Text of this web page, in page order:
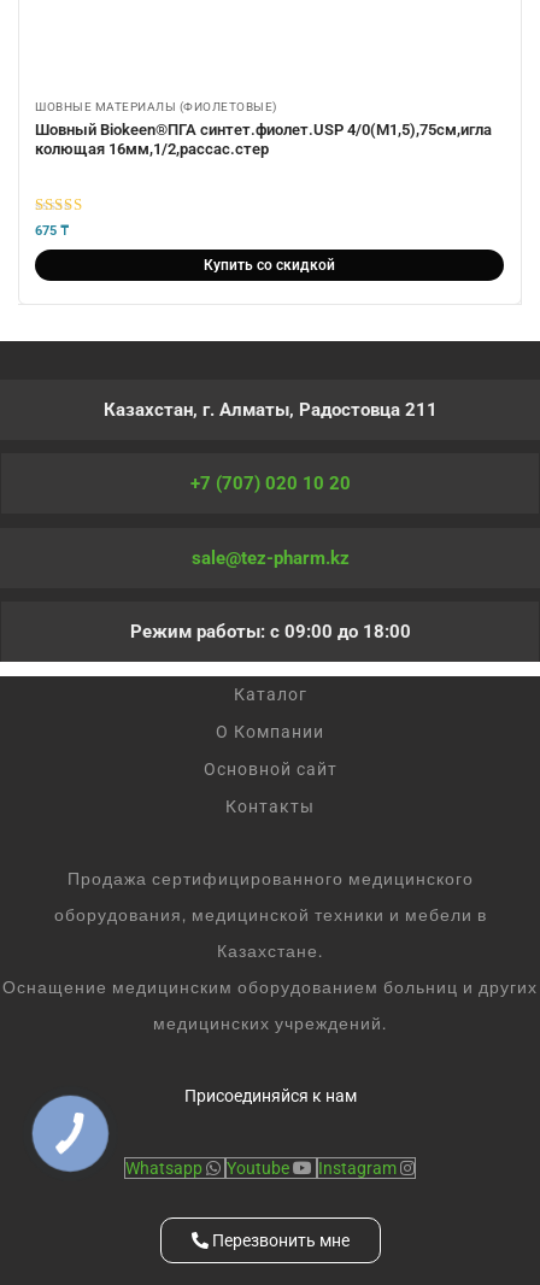
ШОВНЫЕ МАТЕРИАЛЫ (ФИОЛЕТОВЫЕ)
Шовный Biokeen®ПГА синтет.фиолет.USP 4/0(М1,5),75см,игла
колющая 16мм,1/2,рассас.стер
5из 5
675 ₸
Купить со скидкой
Казахстан, г. Алматы, Радостовца 211
+7 (707) 020 10 20
sale@tez-pharm.kz
Режим работы: с 09:00 до 18:00
Каталог
О Компании
Основной сайт
Контакты
Продажа сертифицированного медицинского
оборудования, медицинской техники и мебели в
Казахстане.
Оснащение медицинским оборудованием больниц и других
медицинских учреждений.
Присоединяйся к нам
Whatsapp Youtube Instagram
Перезвонить мне